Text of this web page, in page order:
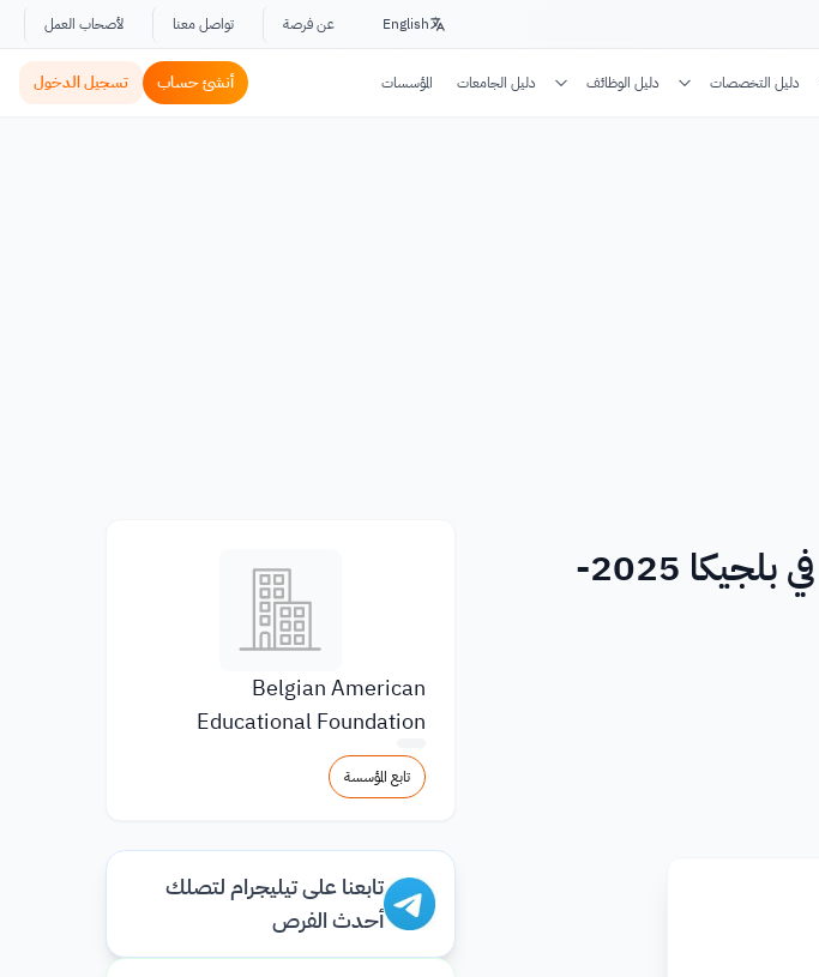
English عن فرصة تواصل معنا لأصحاب العمل
دليل التخصصات دليل الوظائف دليل الجامعات المؤسسات أنشئ حساب تسجيل الدخول
منحة زمالة المؤسسة التعليمية البلجيكية الأمريكية في بلجيكا 2025-
Belgian American
Educational Foundation
تابع المؤسسة
تابعنا على تيليجرام لتصلك
أحدث الفرص